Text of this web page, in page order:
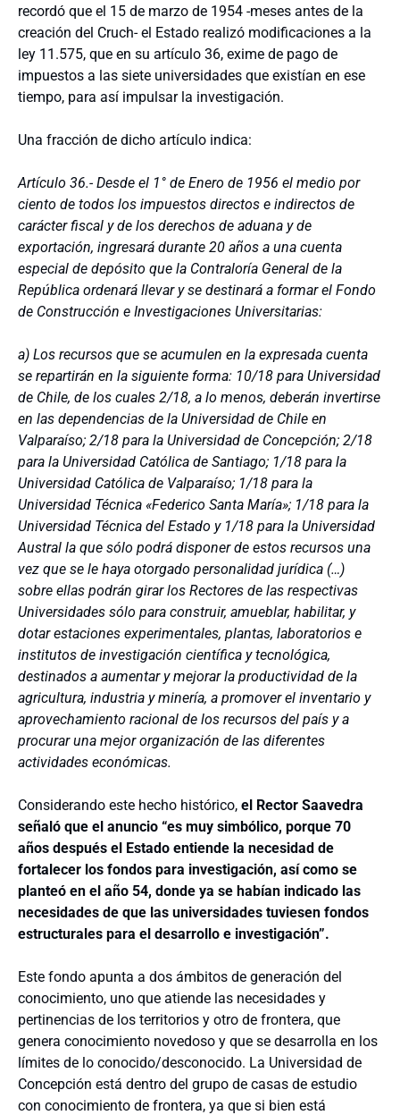
recordó que el 15 de marzo de 1954 -meses antes de la
creación del Cruch- el Estado realizó modificaciones a la
ley 11.575, que en su artículo 36, exime de pago de
impuestos a las siete universidades que existían en ese
tiempo, para así impulsar la investigación.
Una fracción de dicho artículo indica:
Artículo 36.- Desde el 1° de Enero de 1956 el medio por
ciento de todos los impuestos directos e indirectos de
carácter fiscal y de los derechos de aduana y de
exportación, ingresará durante 20 años a una cuenta
especial de depósito que la Contraloría General de la
República ordenará llevar y se destinará a formar el Fondo
de Construcción e Investigaciones Universitarias:
a) Los recursos que se acumulen en la expresada cuenta
se repartirán en la siguiente forma: 10/18 para Universidad
de Chile, de los cuales 2/18, a lo menos, deberán invertirse
en las dependencias de la Universidad de Chile en
Valparaíso; 2/18 para la Universidad de Concepción; 2/18
para la Universidad Católica de Santiago; 1/18 para la
Universidad Católica de Valparaíso; 1/18 para la
Universidad Técnica «Federico Santa María»; 1/18 para la
Universidad Técnica del Estado y 1/18 para la Universidad
Austral la que sólo podrá disponer de estos recursos una
vez que se le haya otorgado personalidad jurídica (…)
sobre ellas podrán girar los Rectores de las respectivas
Universidades sólo para construir, amueblar, habilitar, y
dotar estaciones experimentales, plantas, laboratorios e
institutos de investigación científica y tecnológica,
destinados a aumentar y mejorar la productividad de la
agricultura, industria y minería, a promover el inventario y
aprovechamiento racional de los recursos del país y a
procurar una mejor organización de las diferentes
actividades económicas.
Considerando este hecho histórico, el Rector Saavedra
señaló que el anuncio “es muy simbólico, porque 70
años después el Estado entiende la necesidad de
fortalecer los fondos para investigación, así como se
planteó en el año 54, donde ya se habían indicado las
necesidades de que las universidades tuviesen fondos
estructurales para el desarrollo e investigación”.
Este fondo apunta a dos ámbitos de generación del
conocimiento, uno que atiende las necesidades y
pertinencias de los territorios y otro de frontera, que
genera conocimiento novedoso y que se desarrolla en los
límites de lo conocido/desconocido. La Universidad de
Concepción está dentro del grupo de casas de estudio
con conocimiento de frontera, ya que si bien está